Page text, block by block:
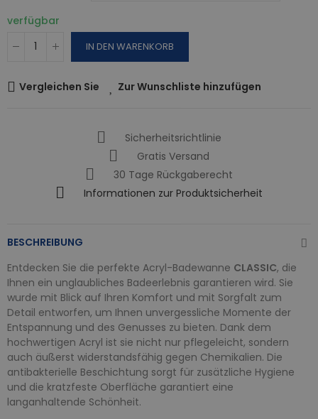
verfügbar
IN DEN WARENKORB
Vergleichen Sie Zur Wunschliste hinzufügen
Sicherheitsrichtlinie
Gratis Versand
30 Tage Rückgaberecht
Informationen zur Produktsicherheit
BESCHREIBUNG
Entdecken Sie die perfekte Acryl-Badewanne CLASSIC, die
Ihnen ein unglaubliches Badeerlebnis garantieren wird. Sie
wurde mit Blick auf Ihren Komfort und mit Sorgfalt zum
Detail entworfen, um Ihnen unvergessliche Momente der
Entspannung und des Genusses zu bieten. Dank dem
hochwertigen Acryl ist sie nicht nur pflegeleicht, sondern
auch äußerst widerstandsfähig gegen Chemikalien. Die
antibakterielle Beschichtung sorgt für zusätzliche Hygiene
und die kratzfeste Oberfläche garantiert eine
langanhaltende Schönheit.